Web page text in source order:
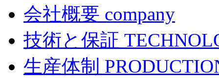
会社概要 company
技術と保証
生産体制